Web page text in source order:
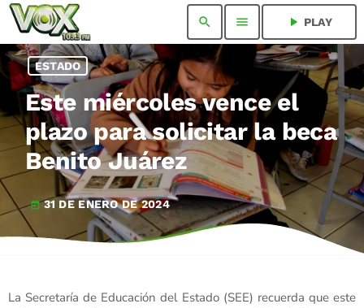
search menu play_arrow PLAY
ESTADO
Este miércoles vence el
plazo para solicitar la beca
Benito Juárez
today 31 DE ENERO DE 2024
La Secretaría de Educación del Estado (SEE) recuerda que este